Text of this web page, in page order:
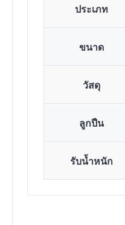
ประเภท
ขนาด
วัสดุ
ลูกปืน
รับน้ำหนัก